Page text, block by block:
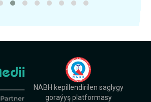
NABH kepillendirilen saglygy
goraýyş platformasy